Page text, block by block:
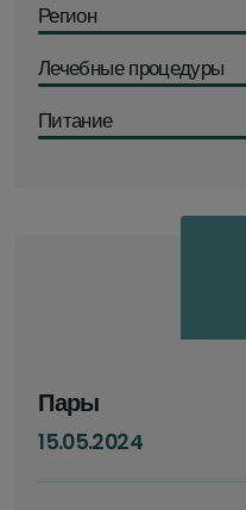
Регион
Лечебные процедуры
Питание
Пары
15.05.2024